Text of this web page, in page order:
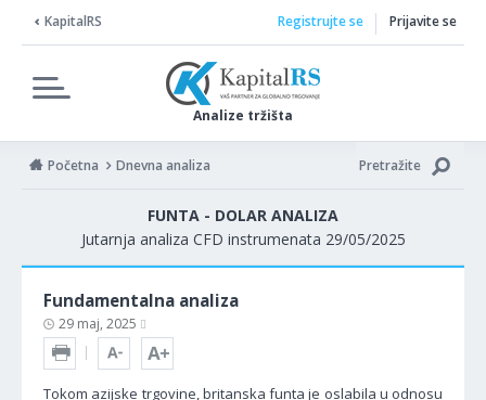
KapitalRS
Analize tržišta
Registrujte se Prijavite se
Početna Dnevna analiza Pretražite
FUNTA - DOLAR ANALIZA
Jutarnja analiza CFD instrumenata 29/05/2025
Fundamentalna analiza
29 maj, 2025
Tokom azijske trgovine, britanska funta je oslabila u odnosu